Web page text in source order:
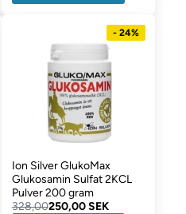
- 24%
Ion Silver GlukoMax
Glukosamin Sulfat 2KCL
Pulver 200 gram
328,00250,00 SEK